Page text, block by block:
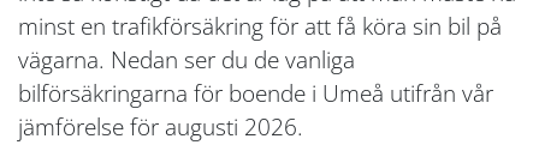
minst en trafikförsäkring för att få köra sin bil på
vägarna. Nedan ser du de vanliga
bilförsäkringarna för boende i Umeå utifrån vår
jämförelse för augusti 2026.